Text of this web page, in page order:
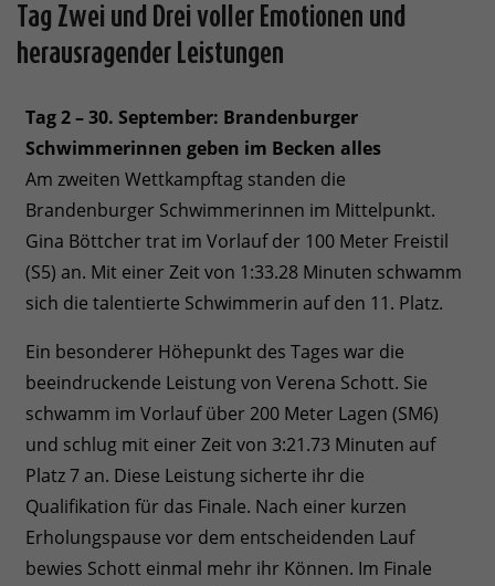
Tag Zwei und Drei voller Emotionen und
herausragender Leistungen
Tag 2 – 30. September: Brandenburger
Schwimmerinnen geben im Becken alles
Am zweiten Wettkampftag standen die
Brandenburger Schwimmerinnen im Mittelpunkt.
Gina Böttcher trat im Vorlauf der 100 Meter Freistil
(S5) an. Mit einer Zeit von 1:33.28 Minuten schwamm
sich die talentierte Schwimmerin auf den 11. Platz.
Ein besonderer Höhepunkt des Tages war die
beeindruckende Leistung von Verena Schott. Sie
schwamm im Vorlauf über 200 Meter Lagen (SM6)
und schlug mit einer Zeit von 3:21.73 Minuten auf
Platz 7 an. Diese Leistung sicherte ihr die
Qualifikation für das Finale. Nach einer kurzen
Erholungspause vor dem entscheidenden Lauf
bewies Schott einmal mehr ihr Können. Im Finale